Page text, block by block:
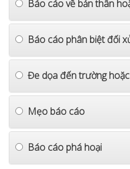
Báo cáo về bản thân
Báo cáo phân biệt đối
Đe dọa đến trường
Mẹo báo cáo
Báo cáo phá hoại